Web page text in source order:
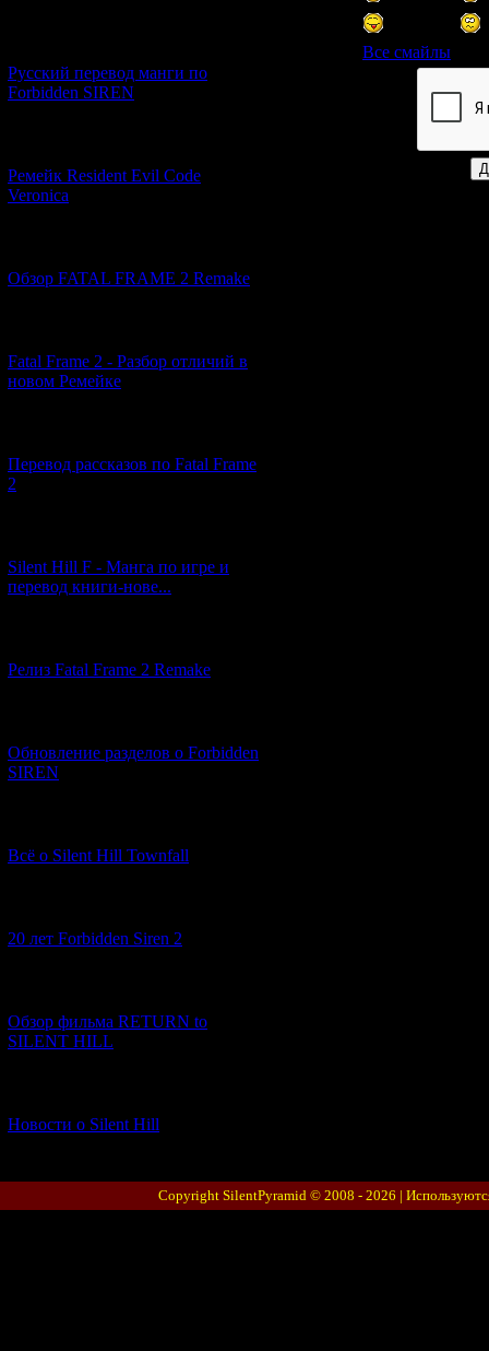
Русский перевод манги по
Forbidden SIREN
Ремейк Resident Evil Code
Veronica
Обзор FATAL FRAME 2 Remake
Fatal Frame 2 - Разбор отличий в
новом Ремейке
Перевод рассказов по Fatal Frame
2
Silent Hill F - Манга по игре и
перевод книги-нове...
Релиз Fatal Frame 2 Remake
Обновление разделов о Forbidden
SIREN
Всё о Silent Hill Townfall
20 лет Forbidden Siren 2
Обзор фильма RETURN to
SILENT HILL
Новости о Silent Hill
Все смайлы
Copyright SilentPyramid © 2008 - 2026 |